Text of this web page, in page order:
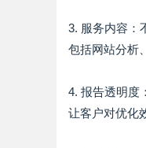
3. 服务内容：
包括网站分析
4. 报告透明度
让客户对优化